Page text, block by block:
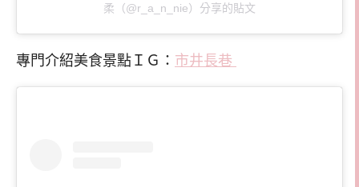
柔（@r_a_n_nie）分享的貼文
專門介紹美食景點ＩＧ： 市井長巷